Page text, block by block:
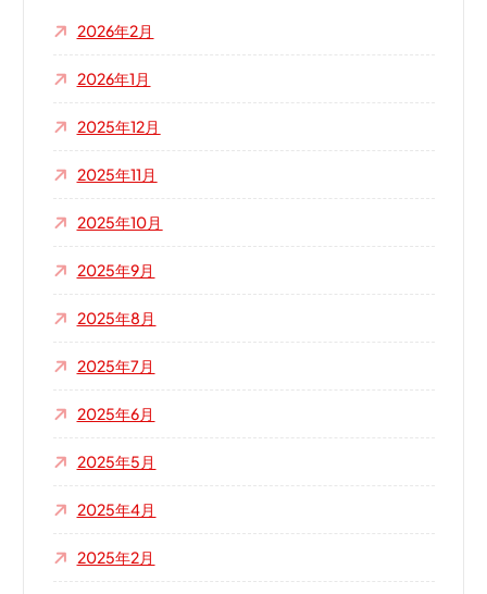
2026年2月
2026年1月
2025年12月
2025年11月
2025年10月
2025年9月
2025年8月
2025年7月
2025年6月
2025年5月
2025年4月
2025年2月